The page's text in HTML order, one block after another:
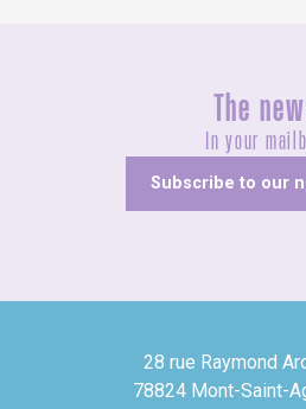
The
In your
Subscribe to our
28 rue Raymond
78824 Mont-Saint-